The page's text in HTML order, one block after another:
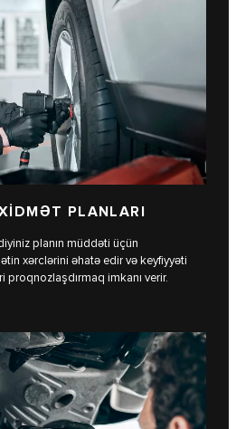
PLANLARI
planın müddəti üçün
xərclərini əhatə edir və keyfiyyəti
imkanı verir.